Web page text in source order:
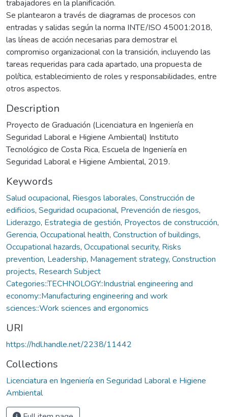
trabajadores en la planificación.
Se plantearon a través de diagramas de procesos con
entradas y salidas según la norma INTE/ISO 45001:2018,
las líneas de acción necesarias para demostrar el
compromiso organizacional con la transición, incluyendo las
tareas requeridas para cada apartado, una propuesta de
política, establecimiento de roles y responsabilidades, entre
otros aspectos.
Description
Proyecto de Graduación (Licenciatura en Ingeniería en
Seguridad Laboral e Higiene Ambiental) Instituto
Tecnológico de Costa Rica, Escuela de Ingeniería en
Seguridad Laboral e Higiene Ambiental, 2019.
Keywords
Salud ocupacional, Riesgos laborales, Construcción de
edificios, Seguridad ocupacional, Prevención de riesgos,
Liderazgo, Estrategia de gestión, Proyectos de construcción,
Gerencia, Occupational health, Construction of buildings,
Occupational hazards, Occupational security, Risks
prevention, Leadership, Management strategy, Construction
projects, Research Subject
Categories::TECHNOLOGY::Industrial engineering and
economy::Manufacturing engineering and work
sciences::Work sciences and ergonomics
URI
https://hdl.handle.net/2238/11442
Collections
Licenciatura en Ingeniería en Seguridad Laboral e Higiene
Ambiental